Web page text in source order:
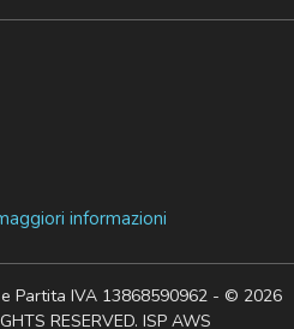
informazioni
Partita IVA 13868590962 - © 2026
RESERVED. ISP AWS